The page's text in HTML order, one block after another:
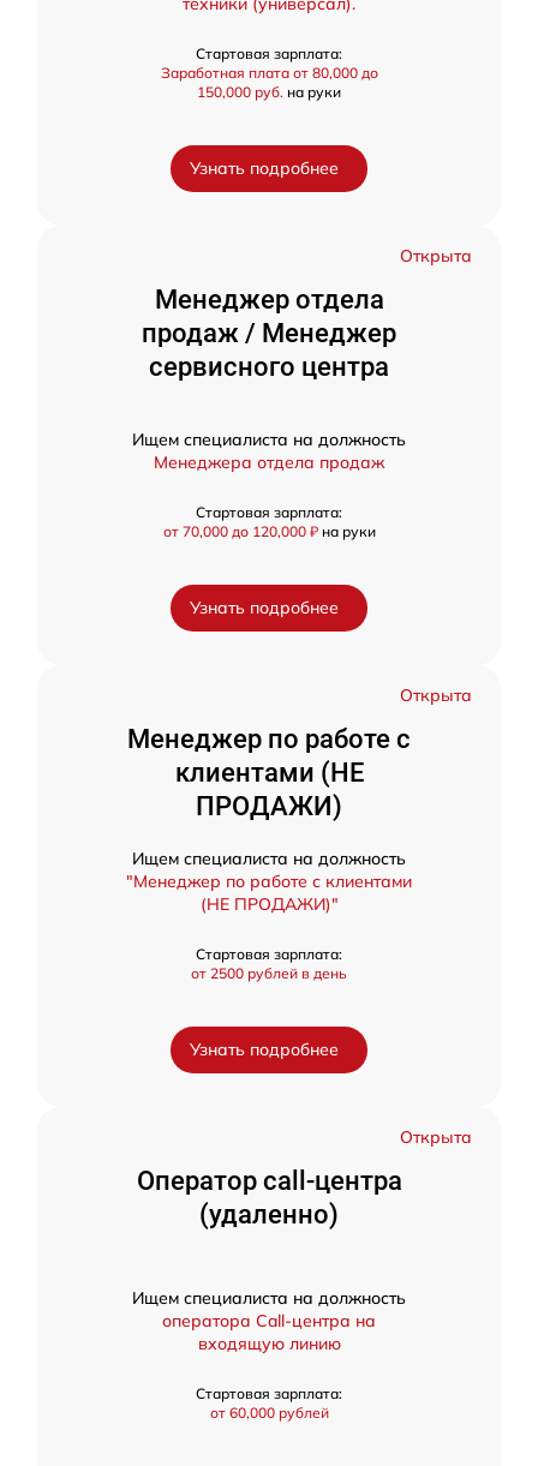
Стартовая зарплата:
Заработная плата от 80,000 до
150,000 руб. на руки
Узнать подробнее
Открыта
Менеджер отдела
продаж / Менеджер
сервисного центра
Ищем специалиста на должность
Менеджера отдела продаж
Стартовая зарплата:
от 70,000 до 120,000 ₽ на руки
Узнать подробнее
Открыта
Менеджер по работе с
клиентами (НЕ
ПРОДАЖИ)
Ищем специалиста на должность
"Менеджер по работе с клиентами
(НЕ ПРОДАЖИ)"
Стартовая зарплата:
от 2500 рублей в день
Узнать подробнее
Открыта
Оператор call-центра
(удаленно)
Ищем специалиста на должность
оператора Call-центра на
входящую линию
Стартовая зарплата:
от 60,000 рублей